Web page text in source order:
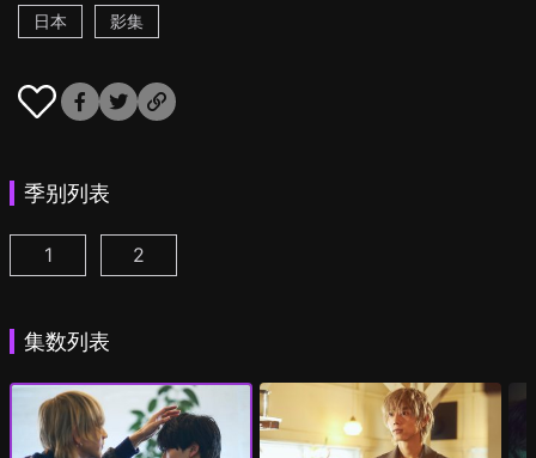
日本 影集
季别列表
25时，赤坂见 第1集
1 25时，赤坂见 第2季 第1集
2
集数列表